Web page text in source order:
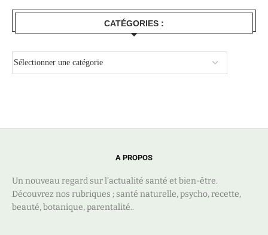
CATÉGORIES :
A PROPOS
Un nouveau regard sur l’actualité santé et bien-être.
Découvrez nos rubriques ; santé naturelle, psycho, recette,
beauté, botanique, parentalité..